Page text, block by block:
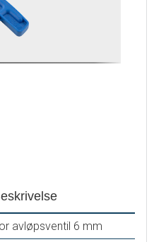
avløpsventil 6 mm